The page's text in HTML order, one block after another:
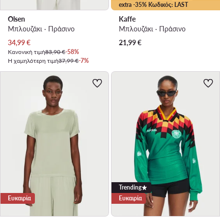
Olsen
Μπλουζάκι · Πράσινο
Τρέχουσα τιμή
34,99€
Κανονική τιμή83,90 €-58%
Η χαμηλότερη τιμή37,99 €-7%
extra -35% Κωδικός: LAST
Kaffe
Μπλουζάκι · Πράσινο
21,99€
Ευκαιρία
Trending
Ευκαιρία